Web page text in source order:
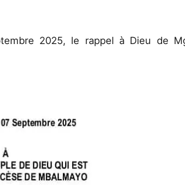
2025, le rappel à Dieu de